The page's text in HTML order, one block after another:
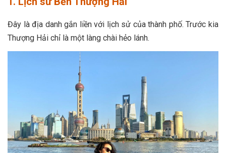
Đây là địa danh gắn liền với lịch sử của thành phố. Trước kia
Thượng Hải chỉ là một làng chài hẻo lánh.